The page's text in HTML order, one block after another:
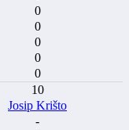
0
0
0
0
0
10
Josip Krišto
-